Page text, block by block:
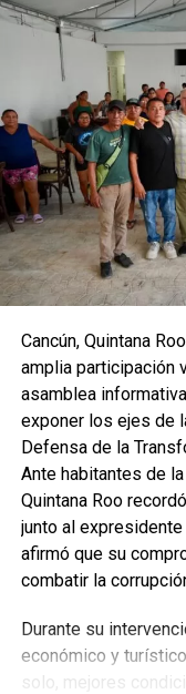
Villegas sostuvo
aisladas a una
ambiental que
comunidades,
cerca del 70% del
forestal y que el
biodiversidad
especialmente en el
La Jornada
ecosistemas como
y secas, matorrales,
plantación de 302
y 41 endémicas.
Naturales
Voluntariamente a la
recuperar territorios
Finalmente,
proteger el agua,
Cancún, Quintana
amplia participación
asamblea
exponer los ejes de
Defensa de la
Ante habitantes de
Quintana Roo
junto al
afirmó que su
combatir la
Durante su
económico y
solo, mejores